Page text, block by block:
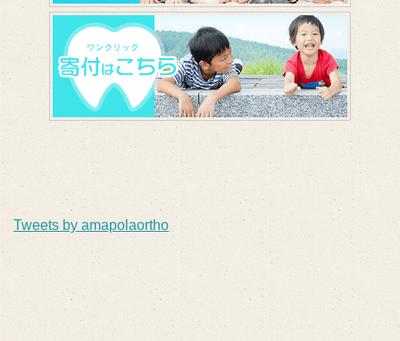
Tweets by amapolaortho